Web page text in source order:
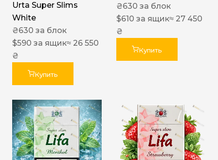
Urta Super Slims
White
₴630 за блок
$590 за ящик≈ 26 550
₴
Купить
₴630 за блок
$610 за ящик≈ 27 450
₴
Купить